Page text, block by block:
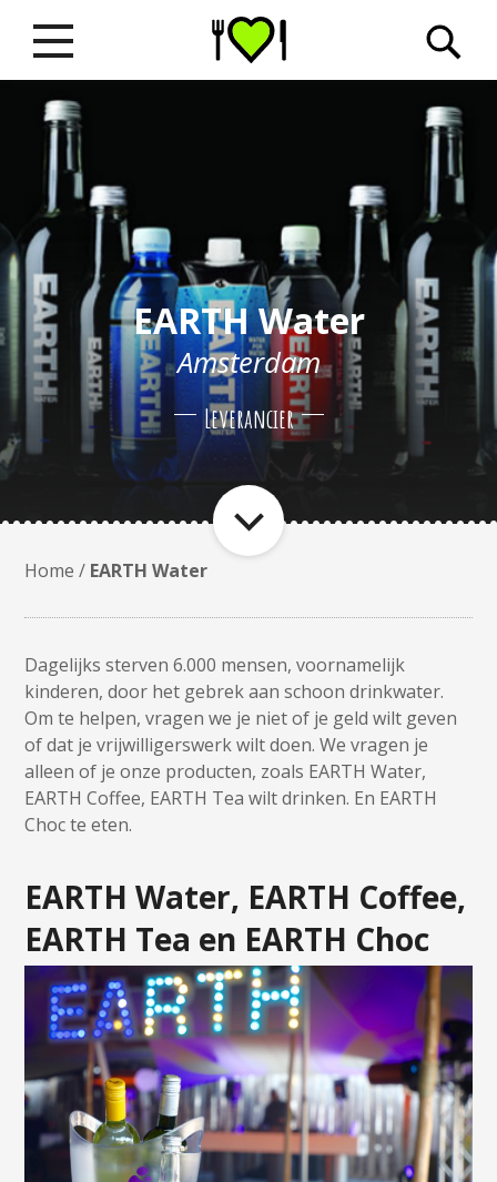
EARTH Water
Amsterdam
Leverancier
Home / EARTH Water
Dagelijks sterven 6.000 mensen, voornamelijk
kinderen, door het gebrek aan schoon drinkwater.
Om te helpen, vragen we je niet of je geld wilt geven
of dat je vrijwilligerswerk wilt doen. We vragen je
alleen of je onze producten, zoals EARTH Water,
EARTH Coffee, EARTH Tea wilt drinken. En EARTH
Choc te eten.
EARTH Water, EARTH Coffee,
EARTH Tea en EARTH Choc